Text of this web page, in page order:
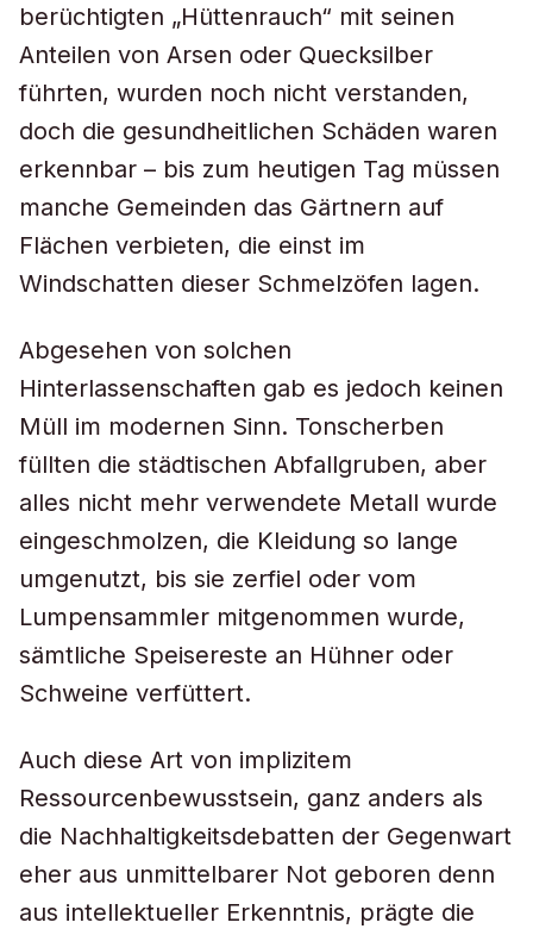
berüchtigten „Hüttenrauch“ mit seinen
Anteilen von Arsen oder Quecksilber
führten, wurden noch nicht verstanden,
doch die gesundheitlichen Schäden waren
erkennbar – bis zum heutigen Tag müssen
manche Gemeinden das Gärtnern auf
Flächen verbieten, die einst im
Windschatten dieser Schmelzöfen lagen.
Abgesehen von solchen
Hinterlassenschaften gab es jedoch keinen
Müll im modernen Sinn. Tonscherben
füllten die städtischen Abfallgruben, aber
alles nicht mehr verwendete Metall wurde
eingeschmolzen, die Kleidung so lange
umgenutzt, bis sie zerfiel oder vom
Lumpensammler mitgenommen wurde,
sämtliche Speisereste an Hühner oder
Schweine verfüttert.
Auch diese Art von implizitem
Ressourcenbewusstsein, ganz anders als
die Nachhaltigkeitsdebatten der Gegenwart
eher aus unmittelbarer Not geboren denn
aus intellektueller Erkenntnis, prägte die